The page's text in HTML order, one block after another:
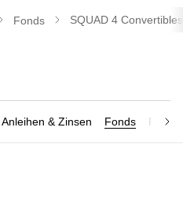
Fonds SQUAD 4
Anleihen & Zinsen Fonds